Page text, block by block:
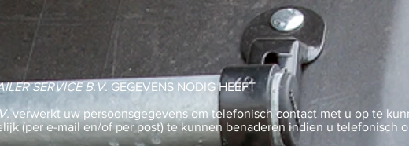
SERVICE B.V. GEGEVENS NODIG HEEFT
verwerkt uw persoonsgegevens om telefonisch contact met u op te
(per e-mail en/of per post) te kunnen benaderen indien u telefonisch